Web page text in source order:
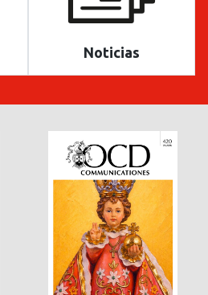
Noticias